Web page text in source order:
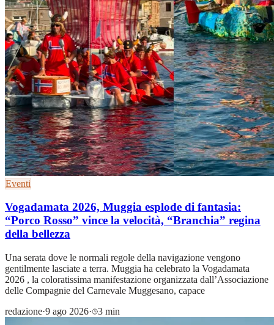
Eventi
Vogadamata 2026, Muggia esplode di fantasia:
“Porco Rosso” vince la velocità, “Branchia” regina
della bellezza
Una serata dove le normali regole della navigazione vengono
gentilmente lasciate a terra. Muggia ha celebrato la Vogadamata
2026 , la coloratissima manifestazione organizzata dall’Associazione
delle Compagnie del Carnevale Muggesano, capace
redazione·9 ago 2026· 3 min